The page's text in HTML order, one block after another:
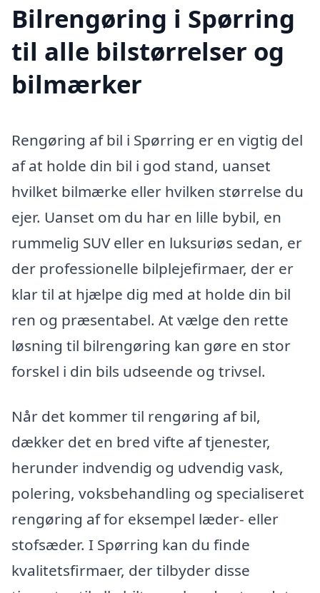
Bilrengøring i Spørring
til alle bilstørrelser og
bilmærker
Rengøring af bil i Spørring er en vigtig del
af at holde din bil i god stand, uanset
hvilket bilmærke eller hvilken størrelse du
ejer. Uanset om du har en lille bybil, en
rummelig SUV eller en luksuriøs sedan, er
der professionelle bilplejefirmaer, der er
klar til at hjælpe dig med at holde din bil
ren og præsentabel. At vælge den rette
løsning til bilrengøring kan gøre en stor
forskel i din bils udseende og trivsel.
Når det kommer til rengøring af bil,
dækker det en bred vifte af tjenester,
herunder indvendig og udvendig vask,
polering, voksbehandling og specialiseret
rengøring af for eksempel læder- eller
stofsæder. I Spørring kan du finde
kvalitetsfirmaer, der tilbyder disse